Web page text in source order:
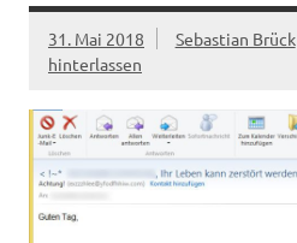
31. Mai 2018 Sebastian Brück
hinterlassen